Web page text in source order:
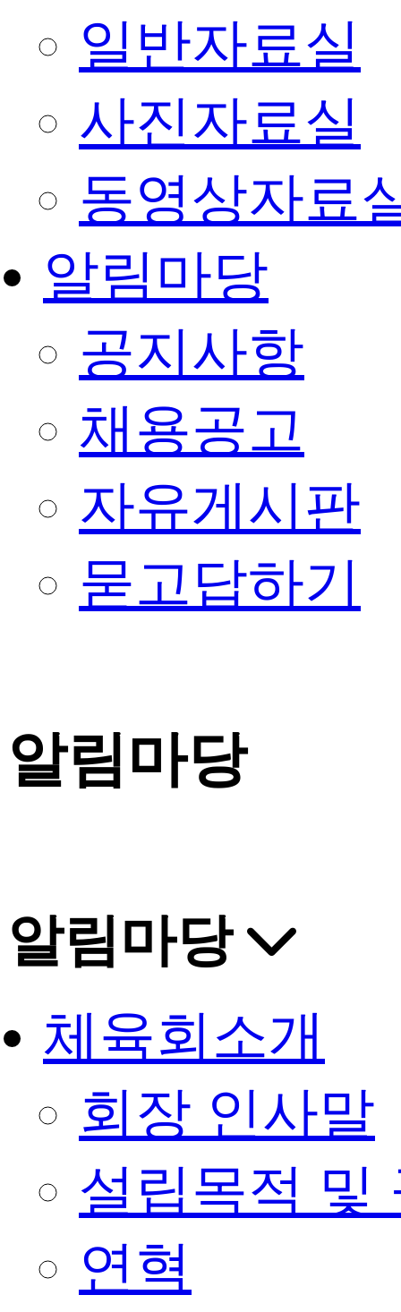
일반자료실
사진자료실
동영상자료
알림마당
공지사항
채용공고
자유게시판
묻고답하기
알림마당
알림마당
체육회소개
회장 인사말
설립목적 및
연혁